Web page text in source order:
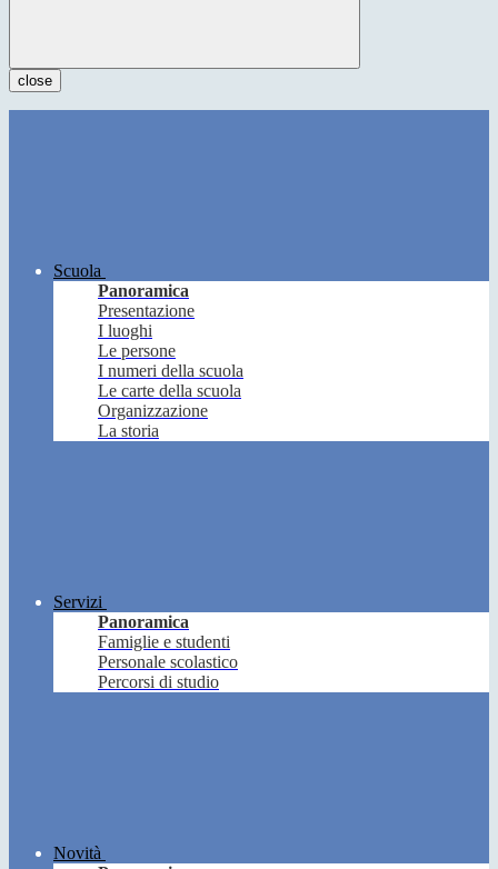
close
Scuola
Panoramica
Presentazione
I luoghi
Le persone
I numeri della scuola
Le carte della scuola
Organizzazione
La storia
Servizi
Panoramica
Famiglie e studenti
Personale scolastico
Percorsi di studio
Novità